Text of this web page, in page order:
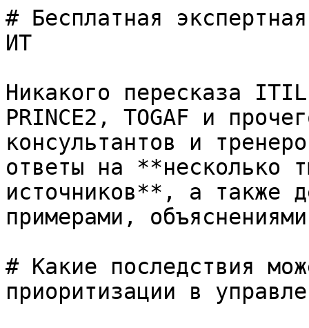
# Бесплатная
ИТ
Никакого пересказа
PRINCE2, TOGAF и
консультантов и
ответы на **несколько
источников**, а также
примерами,
# Какие последствия
приоритизации в